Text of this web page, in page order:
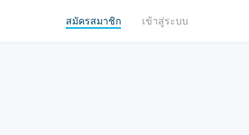
สมัครสมาชิก เข้าสู่ระบบ